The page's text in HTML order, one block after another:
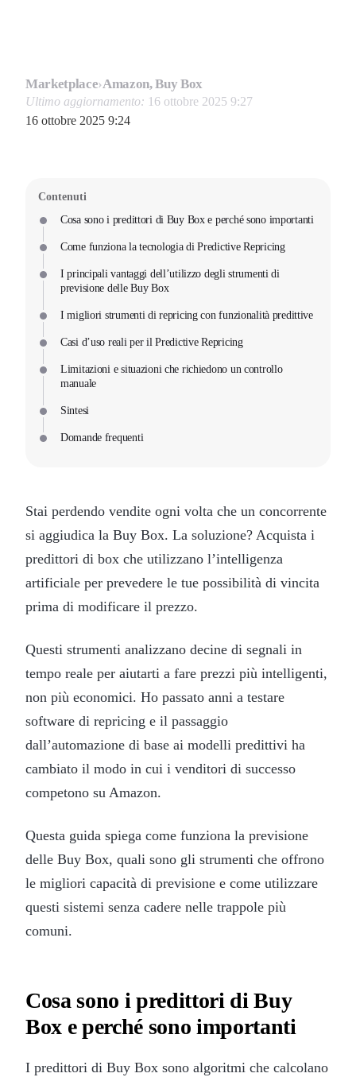
Marketplace›Amazon, Buy Box
Ultimo aggiornamento: 16 ottobre 2025 9:27
16 ottobre 2025 9:24
Contenuti
Cosa sono i predittori di Buy Box e perché sono importanti
Come funziona la tecnologia di Predictive Repricing
I principali vantaggi dell’utilizzo degli strumenti di
previsione delle Buy Box
I migliori strumenti di repricing con funzionalità predittive
Casi d’uso reali per il Predictive Repricing
Limitazioni e situazioni che richiedono un controllo
manuale
Sintesi
Domande frequenti
Stai perdendo vendite ogni volta che un concorrente
si aggiudica la Buy Box. La soluzione? Acquista i
predittori di box che utilizzano l’intelligenza
artificiale per prevedere le tue possibilità di vincita
prima di modificare il prezzo.
Questi strumenti analizzano decine di segnali in
tempo reale per aiutarti a fare prezzi più intelligenti,
non più economici. Ho passato anni a testare
software di repricing e il passaggio
dall’automazione di base ai modelli predittivi ha
cambiato il modo in cui i venditori di successo
competono su Amazon.
Questa guida spiega come funziona la previsione
delle Buy Box, quali sono gli strumenti che offrono
le migliori capacità di previsione e come utilizzare
questi sistemi senza cadere nelle trappole più
comuni.
Cosa sono i predittori di Buy
Box e perché sono importanti
I predittori di Buy Box sono algoritmi che calcolano